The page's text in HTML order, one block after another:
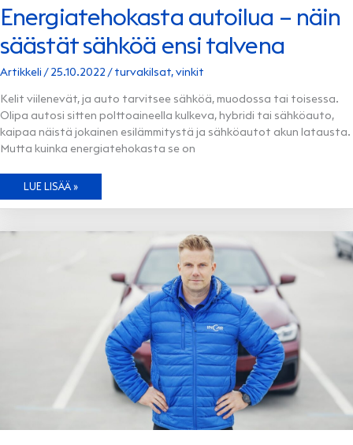
Energiatehokasta autoilua – näin
säästät sähköä ensi talvena
Artikkeli /25.10.2022 /turvakilsat,vinkit
Kelit viilenevät, ja auto tarvitsee sähköä, muodossa tai toisessa.
Olipa autosi sitten polttoaineella kulkeva, hybridi tai sähköauto,
kaipaa näistä jokainen esilämmitystä ja sähköautot akun latausta.
Mutta kuinka energiatehokasta se on
ENERGIATEHOKASTA
–
LUE LISÄÄ »